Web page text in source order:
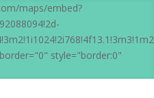
maps/embed?
style="border:0"